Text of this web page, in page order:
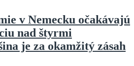
v Nemecku očakávajú
nad štyrmi
je za okamžitý zásah